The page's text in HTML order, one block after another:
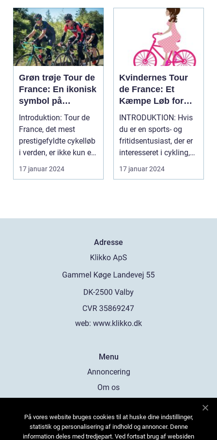
Grøn trøje Tour de
France: En ikonisk
symbol på
sprinterens styrke
og hastighed
Introduktion: Tour de
France, det mest
prestigefyldte cykelløb
i verden, er ikke kun en
kamp mellem ...
17 januar 2024
Kvindernes Tour
de France: Et
Kæmpe Løb for
Ligestilling i
Cykelsporten
INTRODUKTION: Hvis
du er en sports- og
fritidsentusiast, der er
interesseret i cykling,
har du muli...
17 januar 2024
Adresse
web: www.klikko.dk
Menu
Annoncering
Om os
Kontakt os
Sitemap
På vores website bruges cookies til at huske dine indstillinger,
statistik og personalisering af indhold og annoncer. Denne
information deles med tredjepart. Ved fortsat brug af websiden